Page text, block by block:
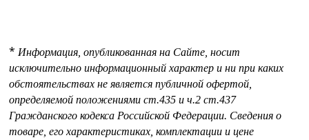
* Информация, опубликованная на Сайте, носит
исключительно информационный характер и ни при каких
обстоятельствах не является публичной офертой,
определяемой положениями ст.435 и ч.2 ст.437
Гражданского кодекса Российской Федерации. Сведения о
товаре, его характеристиках, комплектации и цене